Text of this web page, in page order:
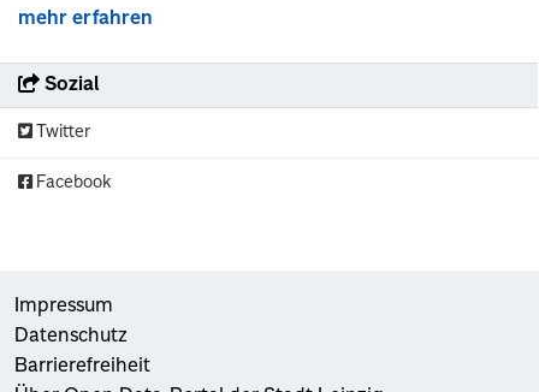
mehr erfahren
Sozial
Twitter
Facebook
Impressum
Datenschutz
Barrierefreiheit